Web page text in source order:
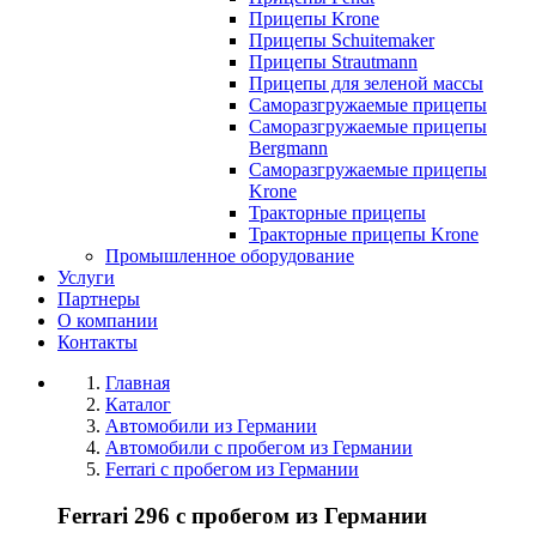
Прицепы Krone
Прицепы Schuitemaker
Прицепы Strautmann
Прицепы для зеленой массы
Саморазгружаемые прицепы
Саморазгружаемые прицепы
Bergmann
Саморазгружаемые прицепы
Krone
Тракторные прицепы
Тракторные прицепы Krone
Промышленное оборудование
Услуги
Партнеры
О компании
Контакты
Главная
Каталог
Автомобили из Германии
Автомобили с пробегом из Германии
Ferrari с пробегом из Германии
Ferrari 296 с пробегом из Германии